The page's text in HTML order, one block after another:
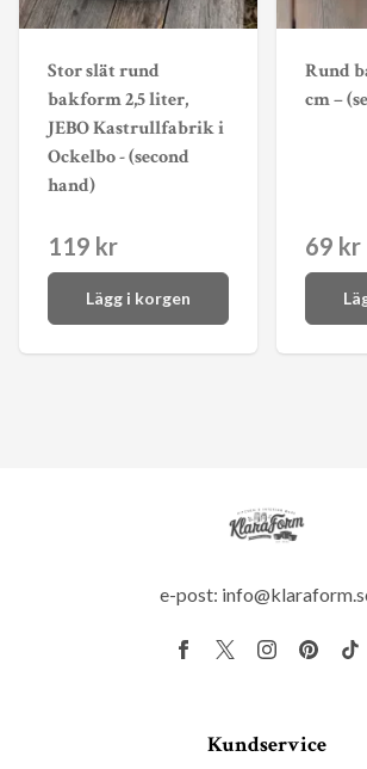
Stor slät rund
bakform 2,5 liter,
JEBO Kastrullfabrik i
Ockelbo - (second
hand)
119 kr
Lägg i korgen
Rund
cm –
69 kr
e-post:
Kundservice